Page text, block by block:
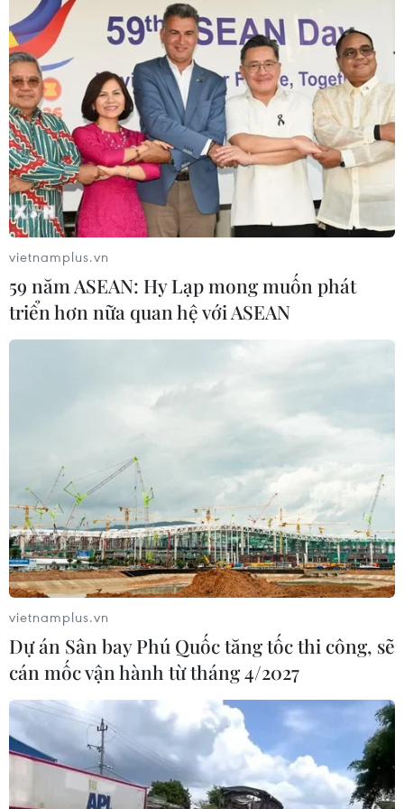
Theo dõi VietnamPlus
TIN LIÊN QUAN
vietnamplus.vn
59 năm ASEAN: Hy Lạp mong muốn phát
triển hơn nữa quan hệ với ASEAN
vietnamplus.vn
Dự án Sân bay Phú Quốc tăng tốc thi công, sẽ
cán mốc vận hành từ tháng 4/2027